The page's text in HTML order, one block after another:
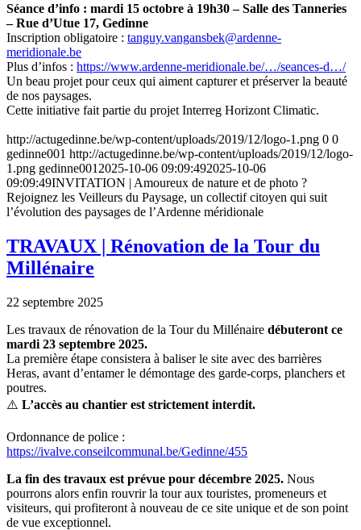
Séance d’info : mardi 15 octobre à 19h30 –Salle des Tanneries
– Rue d’Utue 17, Gedinne
Inscription obligatoire : tanguy.vangansbek@ardenne-
meridionale.be
Plus d’infos : https://www.ardenne-meridionale.be/…/seances-d…/
Un beau projet pour ceux qui aiment capturer et préserver la beauté
de nos paysages.
Cette initiative fait partie du projet Interreg Horizont Climatic.
http://actugedinne.be/wp-content/uploads/2019/12/logo-1.png 0 0
gedinne001 http://actugedinne.be/wp-content/uploads/2019/12/logo-
1.png gedinne001 2025-10-06 09:09:492025-10-06
09:09:49INVITATION | Amoureux de nature et de photo ?
Rejoignez les Veilleurs du Paysage, un collectif citoyen qui suit
l’évolution des paysages de l’Ardenne méridionale
TRAVAUX | Rénovation de la Tour du
Millénaire
22 septembre 2025
Les travaux de rénovation de la Tour du Millénaire débuteront ce
mardi 23 septembre 2025.
La première étape consistera à baliser le site avec des barrières
Heras, avant d’entamer le démontage des garde-corps, planchers et
poutres.
⚠️ L’accès au chantier est strictement interdit.
Ordonnance de police :
https://ivalve.conseilcommunal.be/Gedinne/455
La fin des travaux est prévue pour décembre 2025. Nous
pourrons alors enfin rouvrir la tour aux touristes, promeneurs et
visiteurs, qui profiteront à nouveau de ce site unique et de son point
de vue exceptionnel.